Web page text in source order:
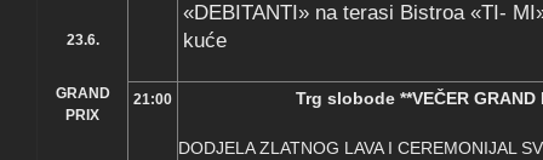
23.6.
GRAND
PRIX
«DEBITANTI» na terasi Bistroa «TI-
kuće
21:00 Trg slobode**VEČER GRAND
DODJELA ZLATNOG LAVA I CEREMONIJAL